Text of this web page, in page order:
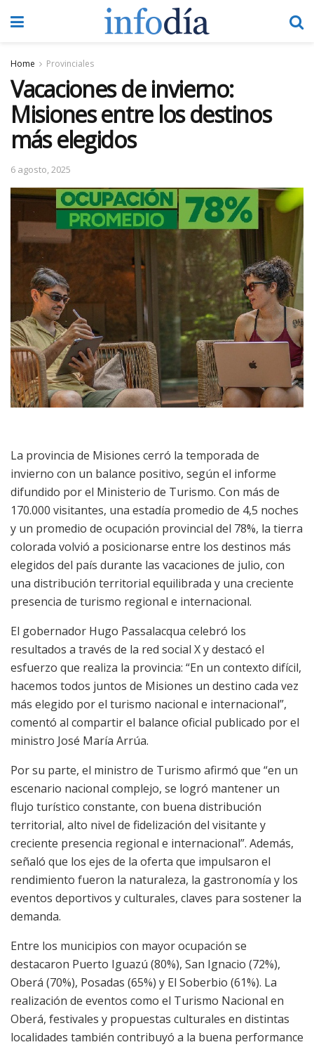
Home Provinciales
Vacaciones de invierno:
Misiones entre los destinos
más elegidos
6 agosto, 2025
La provincia de Misiones cerró la temporada de
invierno con un balance positivo, según el informe
difundido por el Ministerio de Turismo. Con más de
170.000 visitantes, una estadía promedio de 4,5 noches
y un promedio de ocupación provincial del 78%, la tierra
colorada volvió a posicionarse entre los destinos más
elegidos del país durante las vacaciones de julio, con
una distribución territorial equilibrada y una creciente
presencia de turismo regional e internacional.
El gobernador Hugo Passalacqua celebró los
resultados a través de la red social X y destacó el
esfuerzo que realiza la provincia: “En un contexto difícil,
hacemos todos juntos de Misiones un destino cada vez
más elegido por el turismo nacional e internacional”,
comentó al compartir el balance oficial publicado por el
ministro José María Arrúa.
Por su parte, el ministro de Turismo afirmó que “en un
escenario nacional complejo, se logró mantener un
flujo turístico constante, con buena distribución
territorial, alto nivel de fidelización del visitante y
creciente presencia regional e internacional”. Además,
señaló que los ejes de la oferta que impulsaron el
rendimiento fueron la naturaleza, la gastronomía y los
eventos deportivos y culturales, claves para sostener la
demanda.
Entre los municipios con mayor ocupación se
destacaron Puerto Iguazú (80%), San Ignacio (72%),
Oberá (70%), Posadas (65%) y El Soberbio (61%). La
realización de eventos como el Turismo Nacional en
Oberá, festivales y propuestas culturales en distintas
localidades también contribuyó a la buena performance